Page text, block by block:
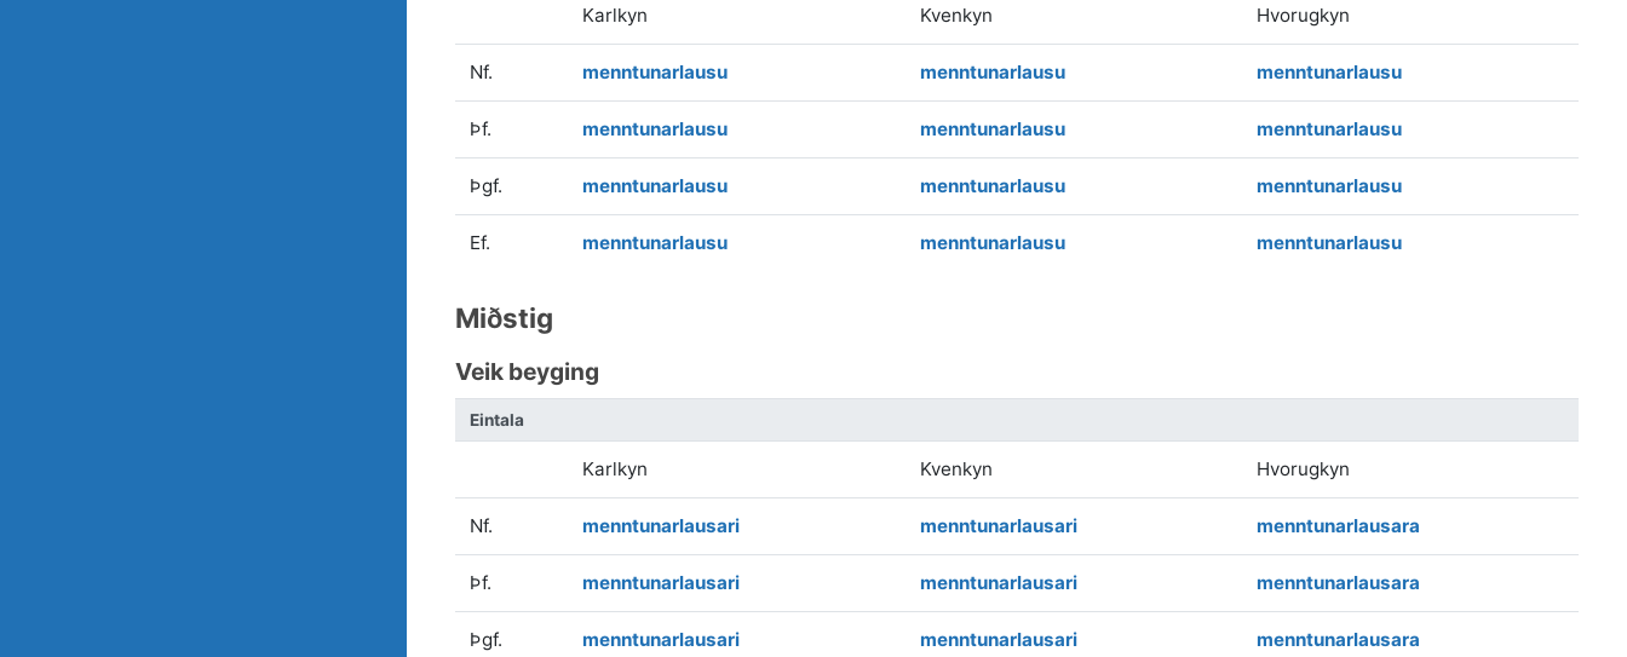
Karlkyn Kvenkyn Hvorugkyn
Nf. menntunarlausu menntunarlausu menntunarlausu
Þf. menntunarlausu menntunarlausu menntunarlausu
Þgf. menntunarlausu menntunarlausu menntunarlausu
Ef. menntunarlausu menntunarlausu menntunarlausu
Miðstig
Veik beyging
Eintala
Karlkyn Kvenkyn Hvorugkyn
Nf. menntunarlausari menntunarlausari menntunarlausara
Þf. menntunarlausari menntunarlausari menntunarlausara
Þgf. menntunarlausari menntunarlausari menntunarlausara